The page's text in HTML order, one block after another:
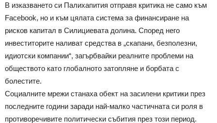
В изказването си Палихапития отправя критика не само към
Facebook, но и към цялата система за финансиране на
рисков капитал в Силициевата долина. Според него
инвеститорите наливат средства в „скапани, безполезни,
идиотски компании“, загърбвайки реалните проблеми на
обществото като глобалното затопляне и борбата с
болестите.
Социалните мрежи станаха обект на засилени критики през
последните години заради най-малко частичната си роля в
противоречивите политически събития през този период.